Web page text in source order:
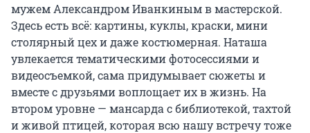
мужем Александром Иванкиным в мастерской.
Здесь есть всё: картины, куклы, краски, мини
столярный цех и даже костюмерная. Наташа
увлекается тематическими фотосессиями и
видеосъемкой, сама придумывает сюжеты и
вместе с друзьями воплощает их в жизнь. На
втором уровне — мансарда с библиотекой, тахтой
и живой птицей, которая всю нашу встречу тоже